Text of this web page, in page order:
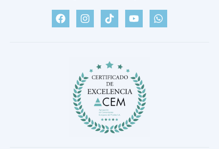
F
a
c
I
n
s
a
m
T
i
k
Y
o
u
W
h
a